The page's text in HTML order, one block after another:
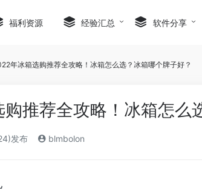
福利资源 经验汇总 软件分享
年冰箱选购推荐全攻略！冰箱怎么选？冰箱哪个牌子好？
推荐全攻略！冰箱怎么
发布 blmbolon